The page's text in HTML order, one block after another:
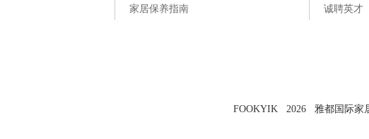
家居保养指南
诚聘英才
FOOKYIK 2026 雅都国际家